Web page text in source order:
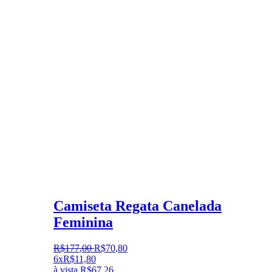
Camiseta Regata Canelada
Feminina
R$177,00 R$70,80
6xR$11,80